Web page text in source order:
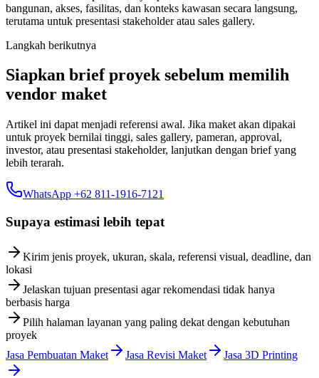
bangunan, akses, fasilitas, dan konteks kawasan secara langsung,
terutama untuk presentasi stakeholder atau sales gallery.
Langkah berikutnya
Siapkan brief proyek sebelum memilih
vendor maket
Artikel ini dapat menjadi referensi awal. Jika maket akan dipakai
untuk proyek bernilai tinggi, sales gallery, pameran, approval,
investor, atau presentasi stakeholder, lanjutkan dengan brief yang
lebih terarah.
WhatsApp +62 811-1916-7121
Supaya estimasi lebih tepat
Kirim jenis proyek, ukuran, skala, referensi visual, deadline, dan
lokasi
Jelaskan tujuan presentasi agar rekomendasi tidak hanya
berbasis harga
Pilih halaman layanan yang paling dekat dengan kebutuhan
proyek
Jasa Pembuatan Maket
Jasa Revisi Maket Jasa 3D Printing